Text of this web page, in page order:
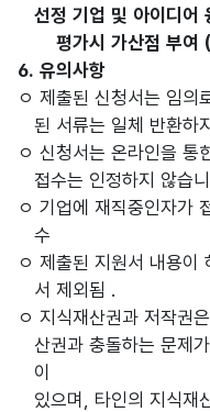
선정 기업 및 아이디어
평가시 가산점 부여
6. 유의사항
ㅇ 제출된 신청서는 임의
된 서류는 일체 반환하
ㅇ 신청서는 온라인을 통
접수는 인정하지 않습
ㅇ 기업에 재직중인자가
수
ㅇ 제출된 지원서 내용이
서 제외됨 .
ㅇ 지식재산권과 저작권
산권과 충돌하는 문제
이
있으며, 타인의 지식재